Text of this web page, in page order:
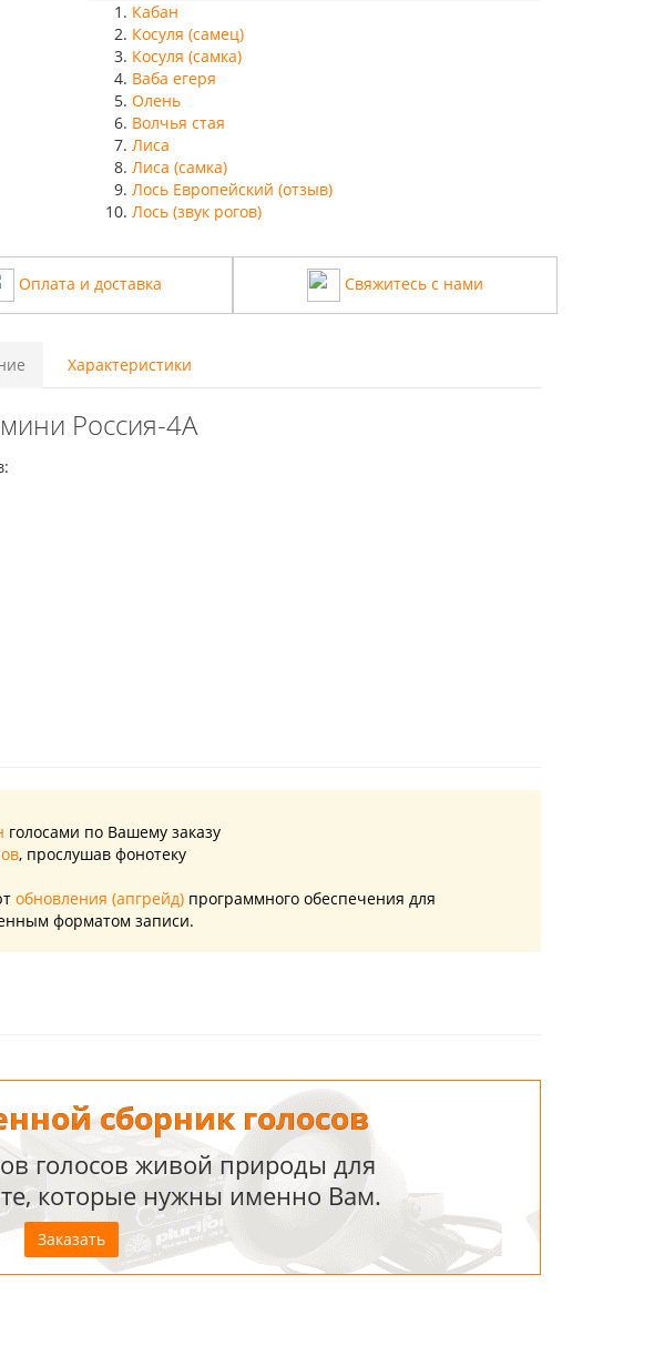
Кабан
Косуля (самец)
Косуля (самка)
Ваба егеря
Олень
Волчья стая
Лиса
Лиса (самка)
Лось Европейский (отзыв)
Лось (звук рогов)
Оплата и доставка Свяжитесь с нами
Характеристики
Россия-4A
голосами по Вашему заказу
, прослушав фонотеку
обновления (апгрейд)программного обеспечения для
форматом записи.
сборник голосов
голосов живой природы для
которые нужны именно Вам.
Заказать